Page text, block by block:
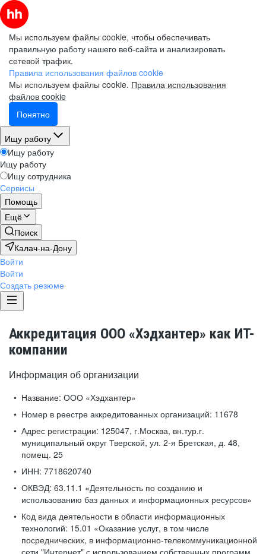
Мы используем файлы cookie, чтобы обеспечивать
правильную работу нашего веб-сайта и анализировать
сетевой трафик.
Правила использования файлов cookie
Мы используем файлы cookie. Правила использования
файлов cookie
Понятно
Ищу работу
Ищу работу
Ищу работу
Ищу сотрудника
Сервисы
Помощь
Ещё
Поиск
Калач-на-Дону
Войти
Войти
Создать резюме
Аккредитация ООО «Хэдхантер» как ИТ-
компании
Информация об организации
Название: ООО «Хэдхантер»
Номер в реестре аккредитованных организаций: 11678
Адрес регистрации: 125047, г.Москва, вн.тур.г.
муниципальный округ Тверской, ул. 2-я Бретская, д. 48,
помещ. 25
ИНН: 7718620740
ОКВЭД: 63.11.1 «Деятельность по созданию и
использованию баз данных и информационных ресурсов»
Код вида деятельности в области информационных
технологий: 15.01 «Оказание услуг, в том числе
посреднических, в информационно-телекоммуникационной
сети "Интернет" с использованием собственных программ